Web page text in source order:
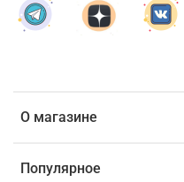
О магазине
Популярное